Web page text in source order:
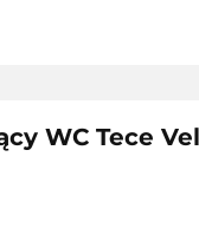
WC Tece